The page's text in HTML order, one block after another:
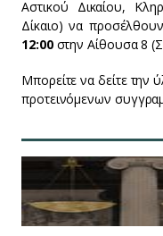
Αστικού Δικαίου,
Δίκαιο) να
12:00στην Αίθουσα 8
Μπορείτε να δείτε την
προτεινόμενων